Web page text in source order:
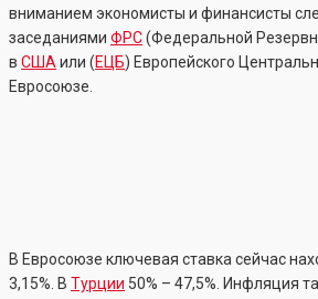
вниманием экономисты и финансисты
заседаниями ФРС(Федеральной
в США или (ЕЦБ) Европейского
Евросоюзе.
В Евросоюзе ключевая ставка сейчас
3,15%. В Турции 50% – 47,5%. Инфляция